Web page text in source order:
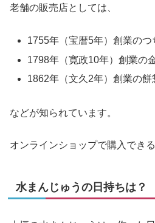
老舗の販売店としては、
1755年（宝暦5年）創業のつ
1798年（寛政10年）創業の
1862年（文久2年）創業の餅
などが知られています。
オンラインショップで購入でき
水まんじゅうの日持ちは？